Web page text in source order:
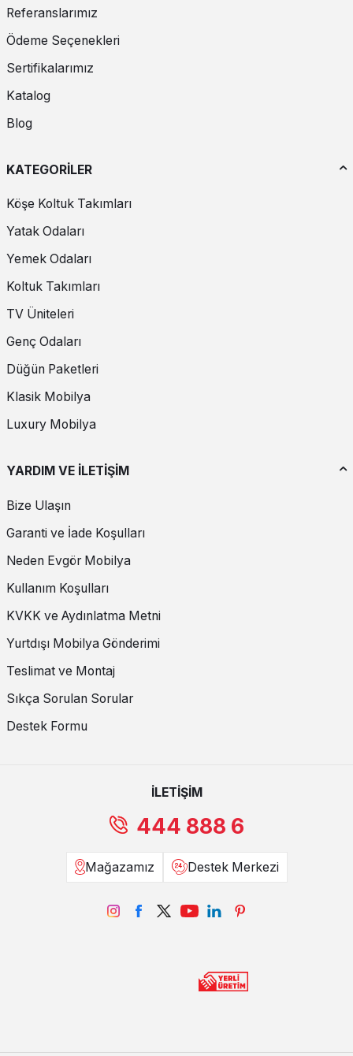
Referanslarımız
Ödeme Seçenekleri
Sertifikalarımız
Katalog
Blog
KATEGORİLER
Köşe Koltuk Takımları
Yatak Odaları
Yemek Odaları
Koltuk Takımları
TV Üniteleri
Genç Odaları
Düğün Paketleri
Klasik Mobilya
Luxury Mobilya
YARDIM VE İLETİŞİM
Bize Ulaşın
Garanti ve İade Koşulları
Neden Evgör Mobilya
Kullanım Koşulları
KVKK ve Aydınlatma Metni
Yurtdışı Mobilya Gönderimi
Teslimat ve Montaj
Sıkça Sorulan Sorular
Destek Formu
İLETİŞİM
444 888 6
Mağazamız Destek Merkezi